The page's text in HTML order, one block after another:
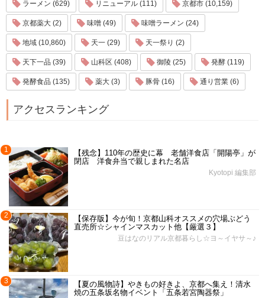
ラーメン (629) リニューアル (111) 京都市 (10,159)
京都薬大 (2) 味噌 (49) 味噌ラーメン (24)
地域 (10,860) 天一 (29) 天一祭り (2)
天下一品 (39) 山科区 (408) 御陵 (25) 発酵 (119)
発酵食品 (135) 薬大 (3) 豚骨 (16) 通り営業 (6)
アクセスランキング
1
【残念】110年の歴史に幕 老舗洋食店「開陽亭」が
閉店 洋食弁当で親しまれた名店
Kyotopi 編集部
2
【保存版】今が旬！京都山科オススメの穴場ぶどう
直売所☆シャインマスカット他【厳選３】
豆はなのリアル京都暮らし☆ヨ～イヤサ～♪
3
【夏の風物詩】やきもの好きよ、京都へ集え！清水
焼の五条坂名物イベント「五条若宮陶器祭」